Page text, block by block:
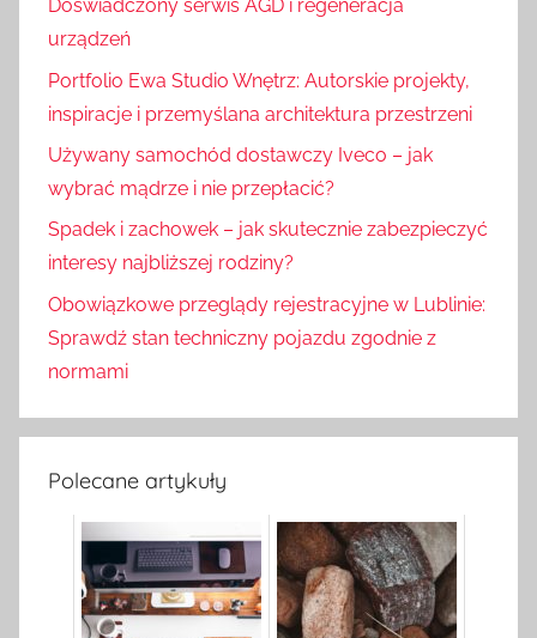
Doświadczony serwis AGD i regeneracja
urządzeń
Portfolio Ewa Studio Wnętrz: Autorskie projekty,
inspiracje i przemyślana architektura przestrzeni
Używany samochód dostawczy Iveco – jak
wybrać mądrze i nie przepłacić?
Spadek i zachowek – jak skutecznie zabezpieczyć
interesy najbliższej rodziny?
Obowiązkowe przeglądy rejestracyjne w Lublinie:
Sprawdź stan techniczny pojazdu zgodnie z
normami
Polecane artykuły